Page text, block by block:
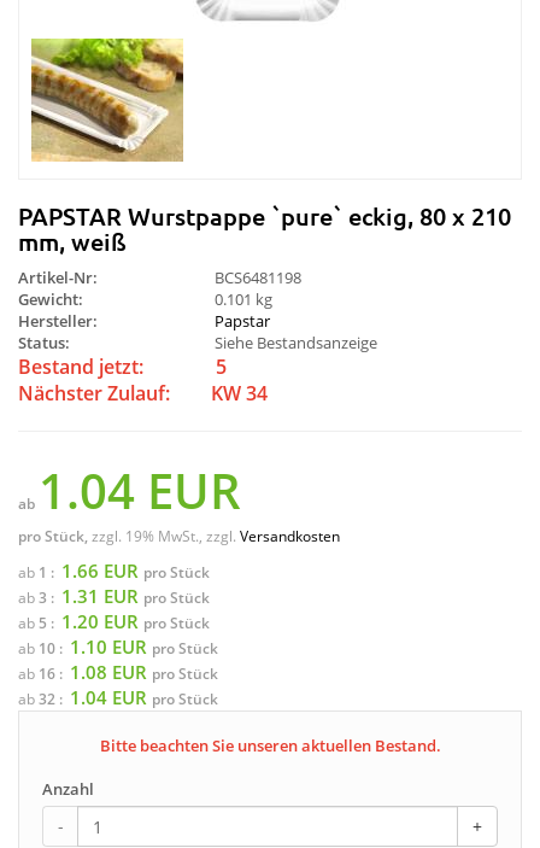
PAPSTAR Wurstpappe `pure` eckig, 80 x 210
mm, weiß
Artikel-Nr:
BCS6481198
Gewicht:
0.101 kg
Hersteller:
Papstar
Status:
Siehe Bestandsanzeige
Bestand jetzt:
5
Nächster Zulauf:
KW 34
ab 1.04 EUR
pro Stück,zzgl. 19% MwSt., zzgl. Versandkosten
ab 1 : 1.66 EUR pro Stück
ab3 : 1.31 EUR pro Stück
ab 5 : 1.20 EUR pro Stück
ab 10 : 1.10 EUR pro Stück
ab 16 : 1.08 EUR pro Stück
ab32 : 1.04 EUR pro Stück
Bitte beachten Sie unseren aktuellen Bestand.
Anzahl
- +